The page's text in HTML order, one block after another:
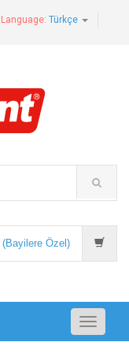
Language: Türkçe
(Bayilere Özel)
Toggle